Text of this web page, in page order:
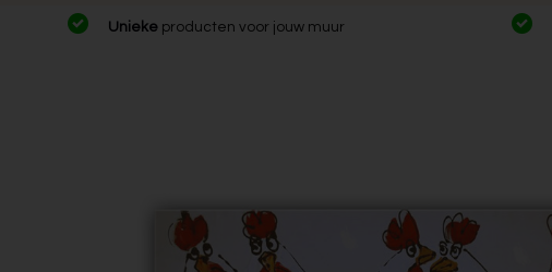
Unieke producten voor jouw muur